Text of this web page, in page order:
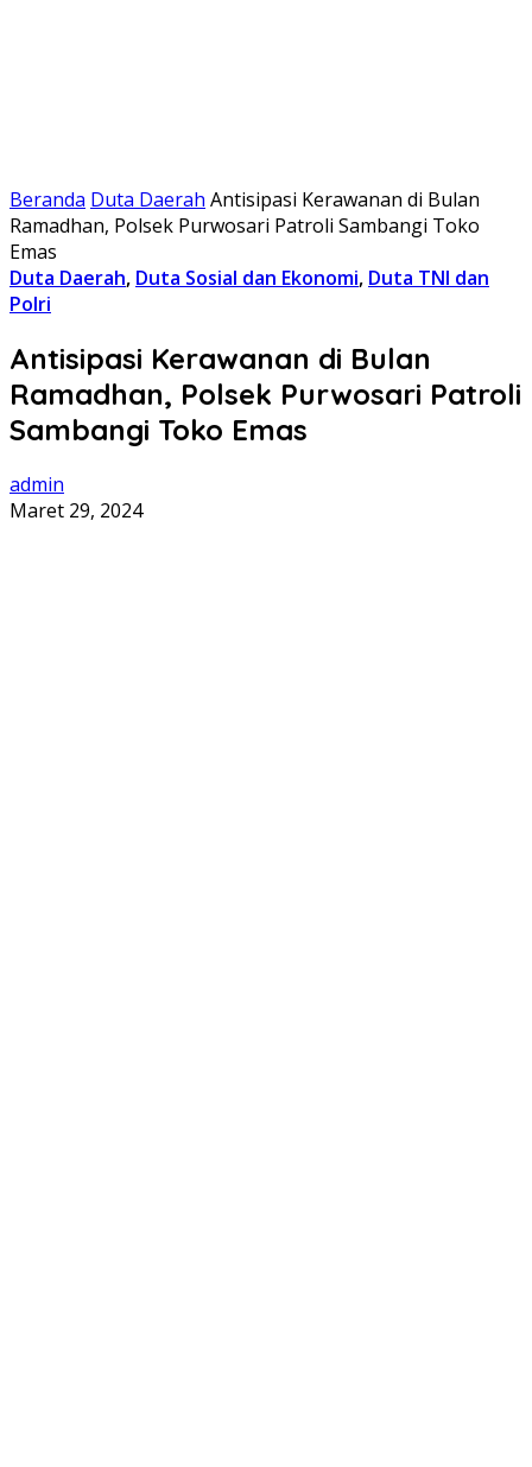
Beranda Duta Daerah Antisipasi Kerawanan di Bulan
Ramadhan, Polsek Purwosari Patroli Sambangi Toko
Emas
Duta Daerah, Duta Sosial dan Ekonomi, Duta TNI dan
Polri
Antisipasi Kerawanan di Bulan
Ramadhan, Polsek Purwosari Patroli
Sambangi Toko Emas
admin
Maret 29, 2024